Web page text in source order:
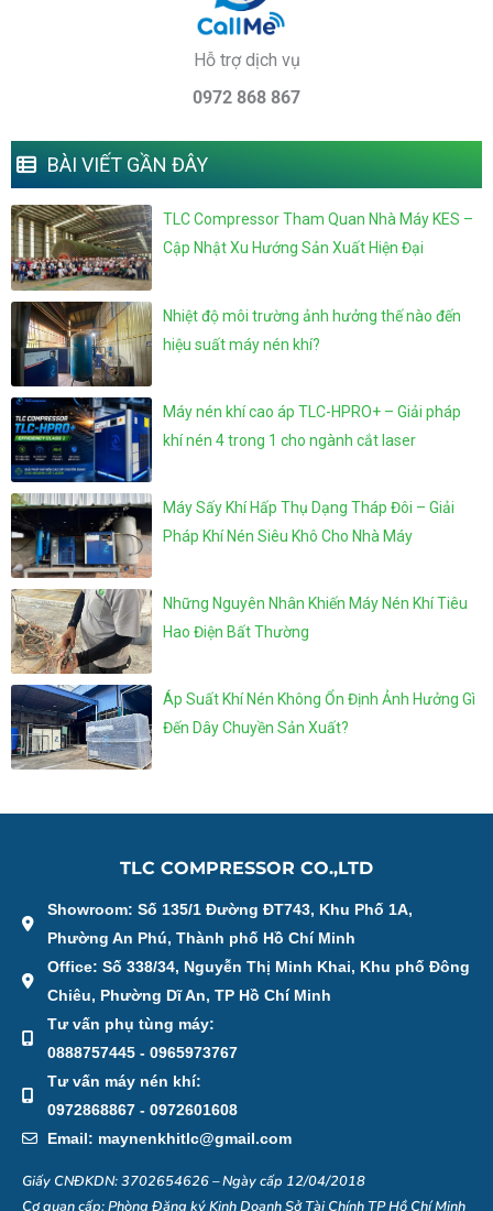
Hỗ trợ dịch vụ
0972 868 867
BÀI VIẾT GẦN ĐÂY
TLC Compressor Tham Quan Nhà Máy KES –
Cập Nhật Xu Hướng Sản Xuất Hiện Đại
Nhiệt độ môi trường ảnh hưởng thế nào đến
hiệu suất máy nén khí?
Máy nén khí cao áp TLC-HPRO+ – Giải pháp
khí nén 4 trong 1 cho ngành cắt laser
Máy Sấy Khí Hấp Thụ Dạng Tháp Đôi – Giải
Pháp Khí Nén Siêu Khô Cho Nhà Máy
Những Nguyên Nhân Khiến Máy Nén Khí Tiêu
Hao Điện Bất Thường
Áp Suất Khí Nén Không Ổn Định Ảnh Hưởng Gì
Đến Dây Chuyền Sản Xuất?
TLC COMPRESSOR CO.,LTD
Showroom: Số 135/1 Đường ĐT743, Khu Phố 1A,
Phường An Phú, Thành phố Hồ Chí Minh
Office: Số 338/34, Nguyễn Thị Minh Khai, Khu phố Đông
Chiêu, Phường Dĩ An, TP Hồ Chí Minh
Tư vấn phụ tùng máy:
0888757445 - 0965973767
Tư vấn máy nén khí:
0972868867 - 0972601608
Email: maynenkhitlc@gmail.com
Giấy CNĐKDN: 3702654626 – Ngày cấp 12/04/2018
Cơ quan cấp: Phòng Đăng ký Kinh Doanh Sở Tài Chính TP Hồ Chí Minh